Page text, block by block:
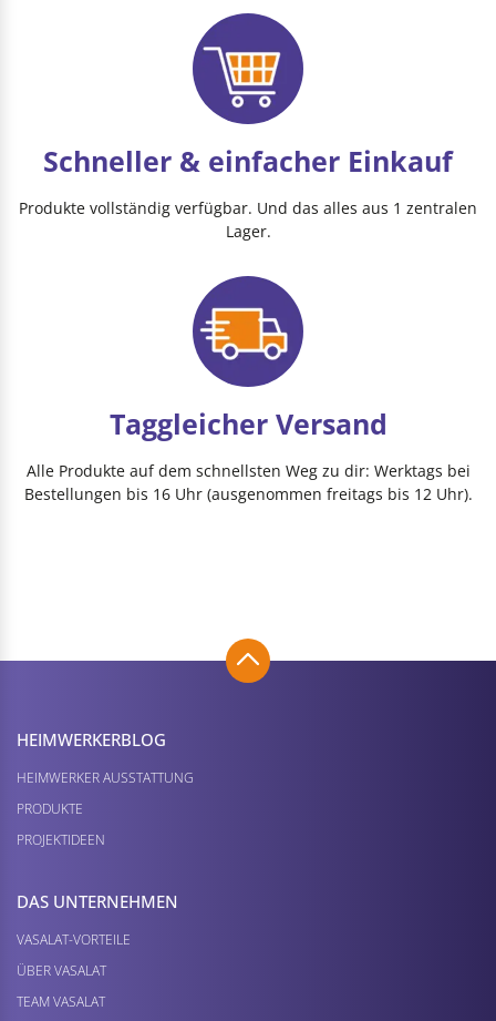
Schneller & einfacher Einkauf
Produkte vollständig verfügbar. Und das alles aus 1 zentralen
Lager.
Taggleicher Versand
Alle Produkte auf dem schnellsten Weg zu dir: Werktags bei
Bestellungen bis 16 Uhr (ausgenommen freitags bis 12 Uhr).
HEIMWERKER­BLOG
HEIMWERKER AUSSTATTUNG
PRODUKTE
PROJEKTIDEEN
DAS UNTERNEHMEN
VASALAT-VORTEILE
ÜBER VASALAT
TEAM VASALAT